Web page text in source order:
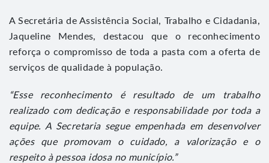
A Secretária de Assistência Social, Trabalho e Cidadania,
Jaqueline Mendes, destacou que o reconhecimento
reforça o compromisso de toda a pasta com a oferta de
serviços de qualidade à população.
“Esse reconhecimento é resultado de um trabalho
realizado com dedicação e responsabilidade por toda a
equipe. A Secretaria segue empenhada em desenvolver
ações que promovam o cuidado, a valorização e o
respeito à pessoa idosa no município.”